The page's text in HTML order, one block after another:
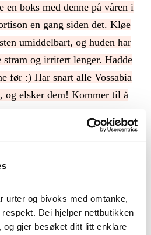
urter og bivoks med omtanke,
Dei hjelper nettbutikken
og gjer besøket ditt litt enklare
en boks med denne på våren i
en gang siden det. Kløe
umiddelbart, og huden har
og irritert lenger. Hadde
før :) Har snart alle Vossabia
og elsker dem! Kommer til å
godt og ofte inn med denne i
ditt forberedt på så og